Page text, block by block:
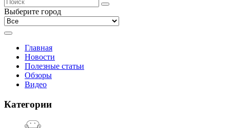
Выберите город
Главная
Новости
Полезные статьи
Обзоры
Видео
Категории